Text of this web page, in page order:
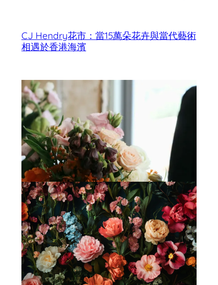
CJ Hendry花市：當15萬朵花卉與當代藝術
相遇於香港海濱
香港母親節最佳花店
Fleurology by H.：奢華花藝工作室